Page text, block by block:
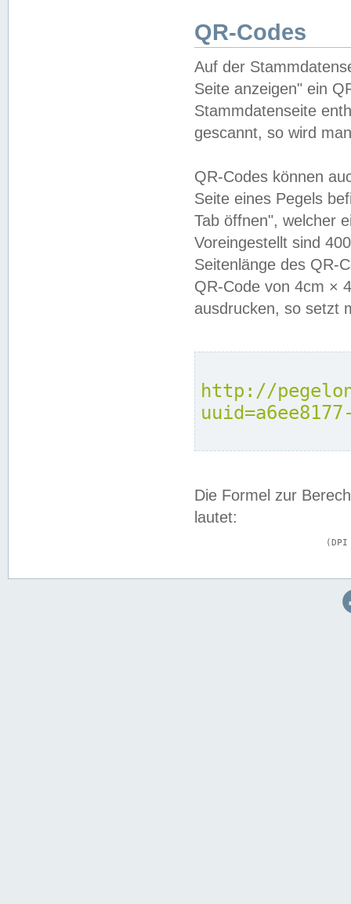
QR-Codes
Auf der
Seite anzeigen" ein
Stammdatenseite
gescannt, so wird
QR-Codes können
Seite eines Pegels
Tab öffnen", welcher
Voreingestellt sind
Seitenlänge des QR-
QR-Code von 4cm ×
ausdrucken, so setzt
http://
Die Formel zur
lautet: